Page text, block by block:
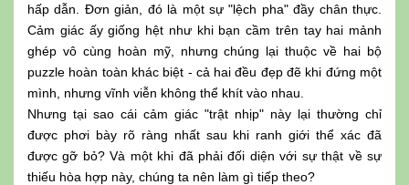
hấp dẫn. Đơn giản, đó là một sự "lệch pha" đầy chân thực.
Cảm giác ấy giống hệt như khi bạn cầm trên tay hai mảnh
ghép vô cùng hoàn mỹ, nhưng chúng lại thuộc về hai bộ
puzzle hoàn toàn khác biệt - cả hai đều đẹp đẽ khi đứng một
mình, nhưng vĩnh viễn không thể khít vào nhau.
Nhưng tại sao cái cảm giác "trật nhịp" này lại thường chỉ
được phơi bày rõ ràng nhất sau khi ranh giới thể xác đã
được gỡ bỏ? Và một khi đã phải đối diện với sự thật về sự
thiếu hòa hợp này, chúng ta nên làm gì tiếp theo?